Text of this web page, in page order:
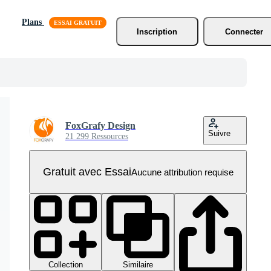
Plans
Inscription
Connecter
FoxGrafy Design
21 299 Ressources Suivre
Gratuit avec EssaiAucune attribution requise
Collection
Similaire